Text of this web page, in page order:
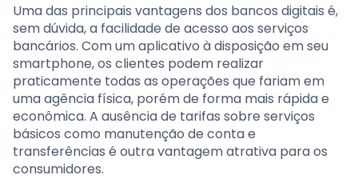
Uma das principais vantagens dos bancos digitais é,
sem dúvida, a facilidade de acesso aos serviços
bancários. Com um aplicativo à disposição em seu
smartphone, os clientes podem realizar
praticamente todas as operações que fariam em
uma agência física, porém de forma mais rápida e
econômica. A ausência de tarifas sobre serviços
básicos como manutenção de conta e
transferências é outra vantagem atrativa para os
consumidores.